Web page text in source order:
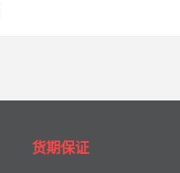
货期保证